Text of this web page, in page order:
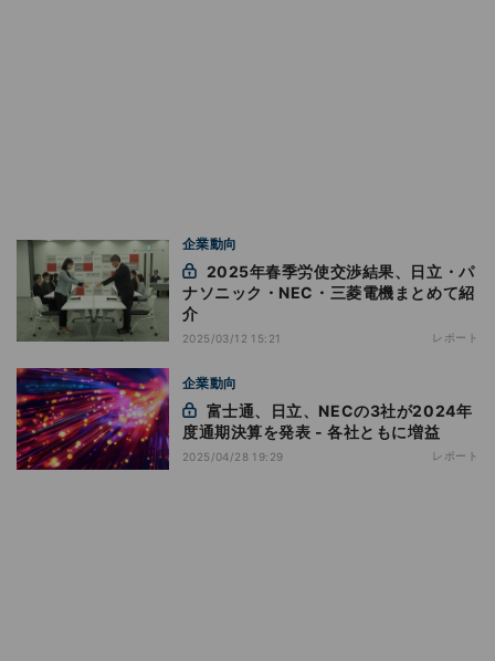
企業動向
ナソニック・NEC・三菱電機まとめて紹
介
2025/03/12 15:21 レポート
企業動向
度通期決算を発表 - 各社ともに増益
2025/04/28 19:29 レポート